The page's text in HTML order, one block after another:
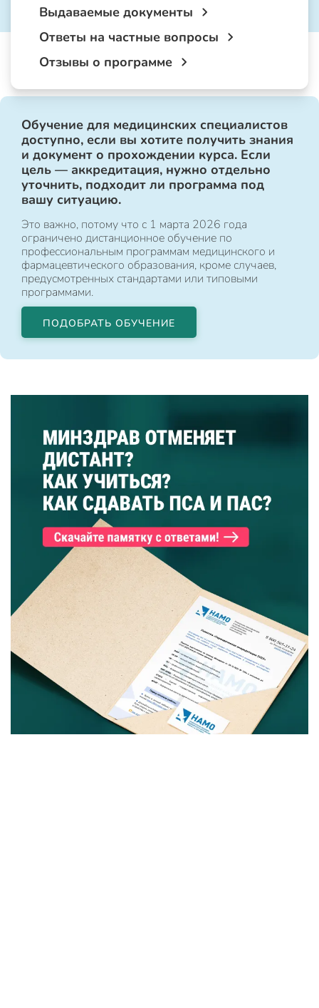
Выдаваемые документы
Ответы на частные вопросы
Отзывы о программе
Обучение для медицинских специалистов
доступно, если вы хотите получить знания
и документ о прохождении курса. Если
цель — аккредитация, нужно отдельно
уточнить, подходит ли программа под
вашу ситуацию.
Это важно, потому что с 1 марта 2026 года
ограничено дистанционное обучение по
профессиональным программам медицинского и
фармацевтического образования, кроме случаев,
предусмотренных стандартами или типовыми
программами.
ПОДОБРАТЬ ОБУЧЕНИЕ